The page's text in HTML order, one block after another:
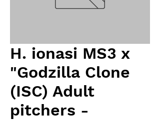
H. ionasi MS3 x
"Godzilla Clone
(ISC) Adult
pitchers -